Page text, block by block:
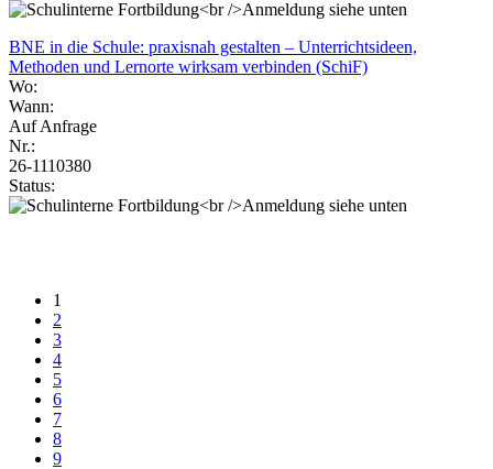
BNE in die Schule: praxisnah gestalten – Unterrichtsideen,
Methoden und Lernorte wirksam verbinden (SchiF)
Wo:
Wann:
Auf Anfrage
Nr.:
26-1110380
Status:
1
2
3
4
5
6
7
8
9